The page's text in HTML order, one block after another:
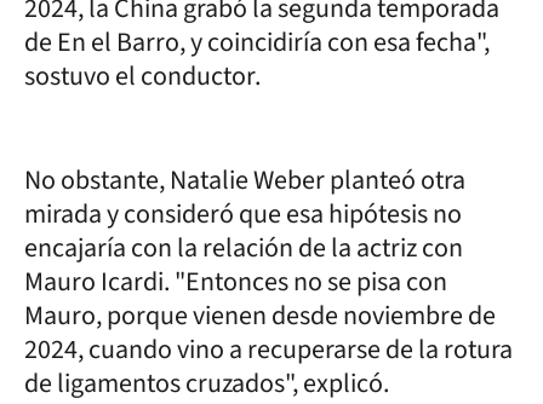
2024, la China grabó la segunda temporada
de En el Barro, y coincidiría con esa fecha",
sostuvo el conductor.
No obstante, Natalie Weber planteó otra
mirada y consideró que esa hipótesis no
encajaría con la relación de la actriz con
Mauro Icardi. "Entonces no se pisa con
Mauro, porque vienen desde noviembre de
2024, cuando vino a recuperarse de la rotura
de ligamentos cruzados", explicó.